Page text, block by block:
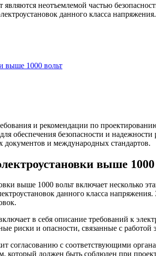
неотъемлемой частью
данного класса
выше 1000 вольт
и рекомендации по
обеспечения безопасности и
документов и международных стандартов.
выше
выше 1000 вольт включает несколько
данного класса
в себя описание требований к
риски и опасности, связанные с
согласованию с соответствующими
должен быть соблюден при